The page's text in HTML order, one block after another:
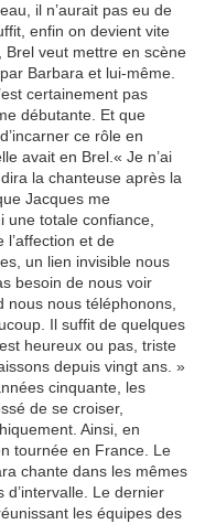
il n’aurait pas eu de
enfin on devient vite
Brel veut mettre en scène
Barbara et lui-même.
certainement pas
débutante. Et que
ce rôle en
avait en Brel.« Je n’ai
la chanteuse après la
Jacques me
une totale confiance,
l’affection et de
un lien invisible nous
besoin de nous voir
nous téléphonons,
Il suffit de quelques
heureux ou pas, triste
depuis vingt ans. »
cinquante, les
de se croiser,
Ainsi, en
tournée en France. Le
chante dans les mêmes
Le dernier
les équipes des